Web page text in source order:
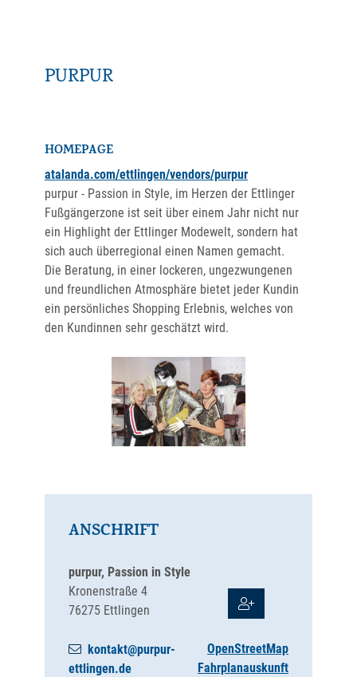
PURPUR
HOMEPAGE
atalanda.com/ettlingen/vendors/purpur
purpur - Passion in Style, im Herzen der Ettlinger
Fußgängerzone ist seit über einem Jahr nicht nur
ein Highlight der Ettlinger Modewelt, sondern hat
sich auch überregional einen Namen gemacht.
Die Beratung, in einer lockeren, ungezwungenen
und freundlichen Atmosphäre bietet jeder Kundin
ein persönliches Shopping Erlebnis, welches von
den Kundinnen sehr geschätzt wird.
ANSCHRIFT
purpur, Passion in Style
Kronenstraße 4
76275 Ettlingen
OpenStreetMap
Fahrplanauskunft
kontakt@purpur-
ettlingen.de